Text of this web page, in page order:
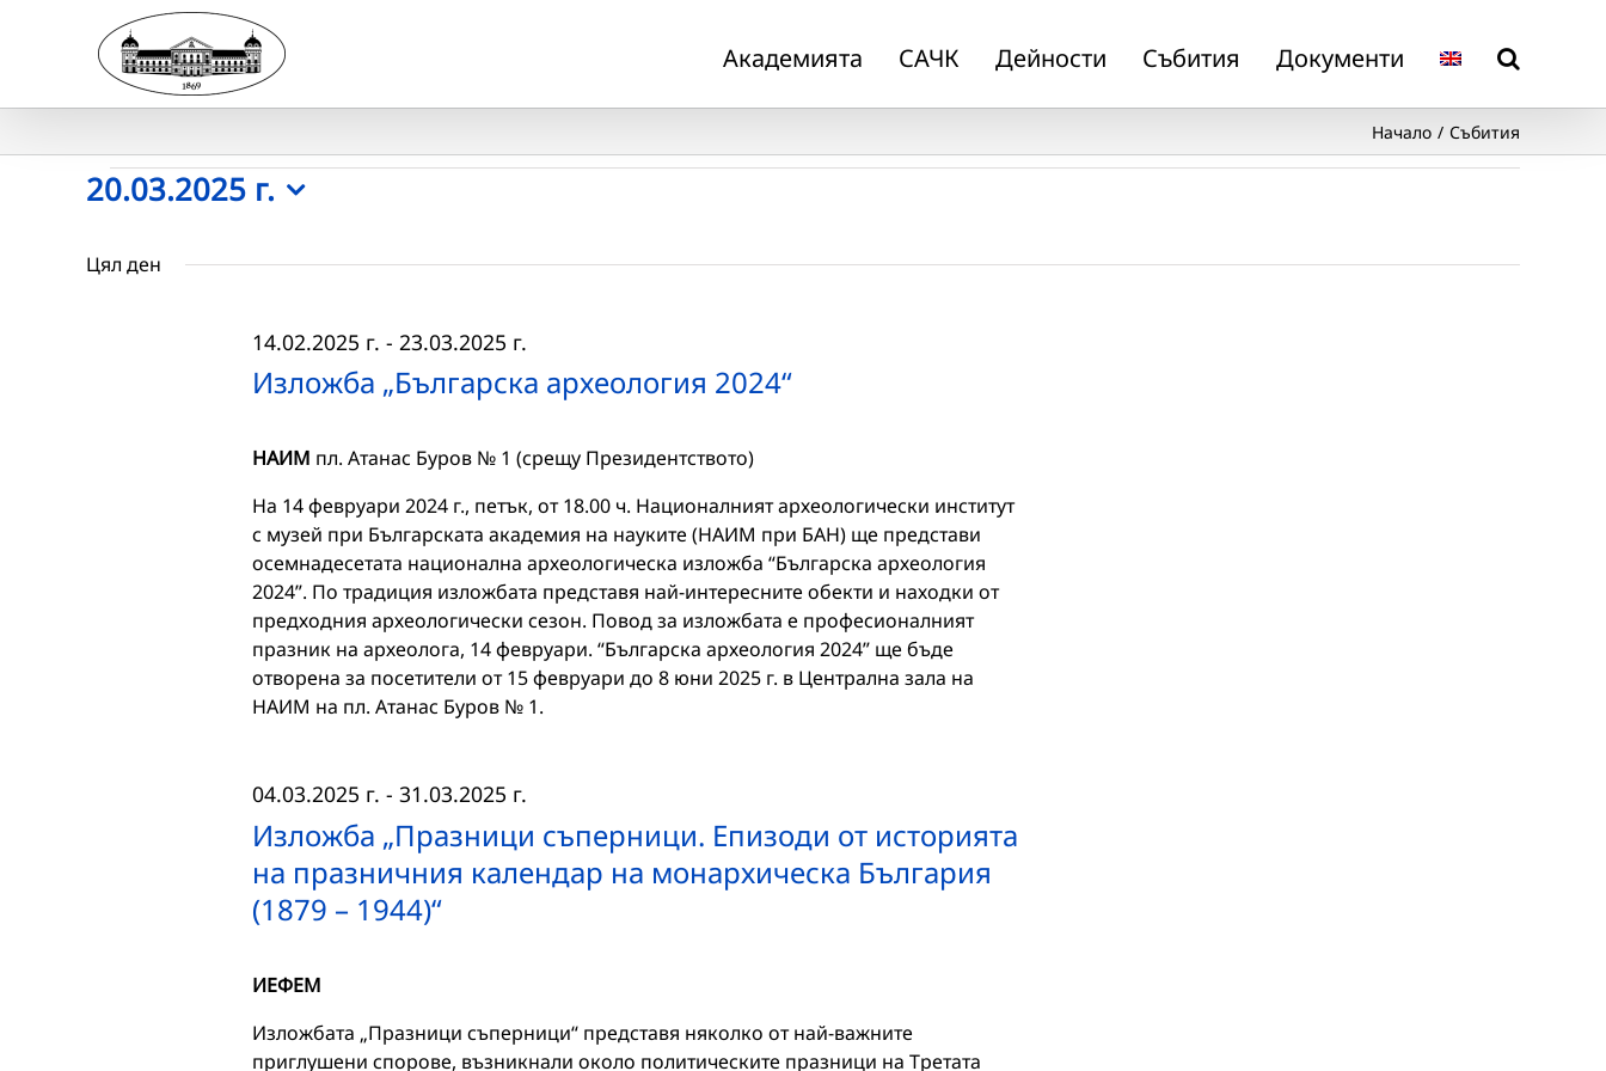
Академията САЧК Дейности Събития Документи
Начало Събития
Събития
for
20.03.2025 г.
date.
Цял ден
Изложба „Българска археология 2024“
14.02.2025 г. - 23.03.2025 г.
НАИМ пл. Атанас Буров № 1 (срещу Президентството)
На 14 февруари 2024 г., петък, от 18.00 ч. Националният археологически институт
с музей при Българската академия на науките (НАИМ при БАН) ще представи
осемнадесетата национална археологическа изложба “Българска археология
2024”. По традиция изложбата представя най-интересните обекти и находки от
предходния археологически сезон. Повод за изложбата е професионалният
празник на археолога, 14 февруари. “Българска археология 2024” ще бъде
отворена за посетители от 15 февруари до 8 юни 2025 г. в Централна зала на
НАИМ на пл. Атанас Буров № 1.
Изложба „Празници съперници. Епизоди от историята
на празничния календар на монархическа България
(1879 – 1944)“
04.03.2025 г. - 31.03.2025 г.
ИЕФЕМ
Изложбата „Празници съперници“ представя няколко от най-важните
приглушени спорове, възникнали около политическите празници на Третата